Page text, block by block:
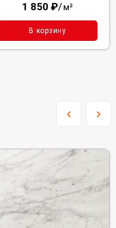
1 850 ₽/м²
В корзину